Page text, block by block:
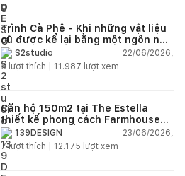
Trình Cà Phê - Khi những vật liệu
cũ được kể lại bằng một ngôn ngữ
thiết kế mới
S2studio
22/06/2026,
5 lượt thích | 11.987 lượt xem
Căn hộ 150m2 tại The Estella
thiết kế phong cách Farmhouse
thanh lịch và ấm áp
139DESIGN
23/06/2026,
7lượt thích | 12.175 lượt xem